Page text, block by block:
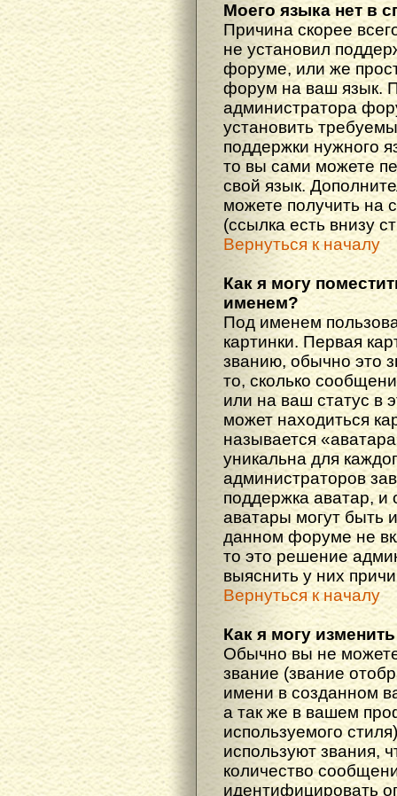
Моего языка нет в
Причина скорее
не установил
форуме, или же
форум на ваш язык.
администратора
установить
поддержки нужного
то вы сами можете
свой язык.
можете получить на
(ссылка есть внизу
Вернуться к началу
Как я могу
именем?
Под именем
картинки. Первая
званию, обычно это
то, сколько
или на ваш статус в
может находиться
называется
уникальна для
администраторов
поддержка аватар, и
аватары могут быть
данном форуме не
то это решение
выяснить у них
Вернуться к началу
Как я могу
Обычно вы не
звание (звание
имени в созданном
а так же в вашем
используемого
используют звания,
количество
идентифицировать